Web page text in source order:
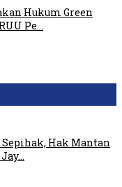
Hukum Green
Pe…
Hak Mantan